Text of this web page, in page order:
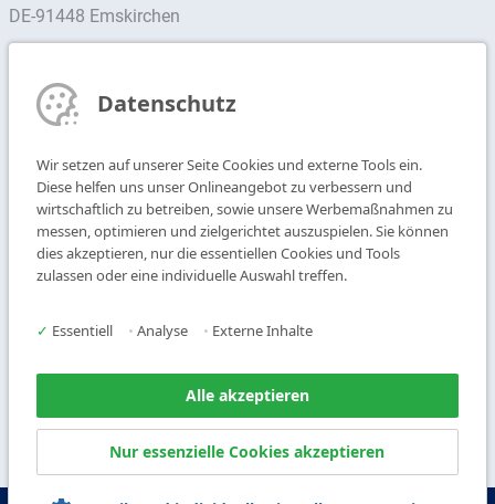
DE-91448 Emskirchen
Newsletter abonnieren
+49 9104 825-0
+49 9104 825-250
info@vogl-deckensysteme.de
Service
Datenschutz
Wir setzen auf unserer Seite Cookies und externe Tools ein.
Diese helfen uns unser Onlineangebot zu verbessern und
wirtschaftlich zu betreiben, sowie unsere Werbemaßnahmen zu
messen, optimieren und zielgerichtet auszuspielen. Sie können
dies akzeptieren, nur die essentiellen Cookies und Tools
zulassen oder eine individuelle Auswahl treffen.
✓ Essentiell • Analyse • Externe Inhalte
Alle akzeptieren
Nur essenzielle Cookies akzeptieren